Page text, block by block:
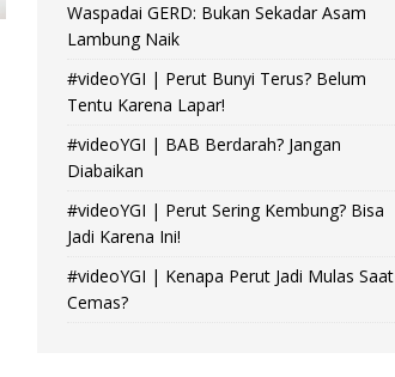
Waspadai GERD: Bukan Sekadar Asam
Lambung Naik
#videoYGI | Perut Bunyi Terus? Belum
Tentu Karena Lapar!
#videoYGI | BAB Berdarah? Jangan
Diabaikan
#videoYGI | Perut Sering Kembung? Bisa
Jadi Karena Ini!
#videoYGI | Kenapa Perut Jadi Mulas Saat
Cemas?